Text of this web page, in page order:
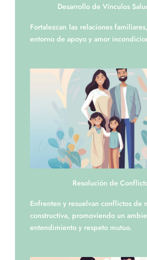
Desarrollo de Vínculos
Fortalezcan las relaciones
entorno de apoyo y amor
Resolución de
Enfrenten y resuelvan conflictos de
constructiva, promoviendo un
entendimiento y respeto mutuo.